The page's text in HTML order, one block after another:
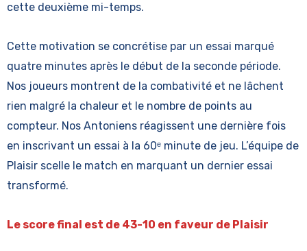
cette deuxième mi-temps.
Cette motivation se concrétise par un essai marqué
quatre minutes après le début de la seconde période.
Nos joueurs montrent de la combativité et ne lâchent
rien malgré la chaleur et le nombre de points au
compteur. Nos Antoniens réagissent une dernière fois
en inscrivant un essai à la 60ᵉ minute de jeu. L’équipe de
Plaisir scelle le match en marquant un dernier essai
transformé.
Le score final est de 43-10 en faveur de Plaisir